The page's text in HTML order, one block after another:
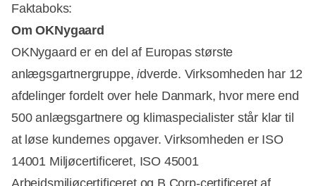
Faktaboks:
Om OKNygaard
OKNygaard er en del af Europas største
anlægsgartnergruppe,idverde. Virksomheden har 12
afdelinger fordelt over hele Danmark, hvor mere end
500 anlægsgartnere og klimaspecialister står klar til
at løse kundernes opgaver. Virksomheden er ISO
14001 Miljøcertificeret, ISO 45001